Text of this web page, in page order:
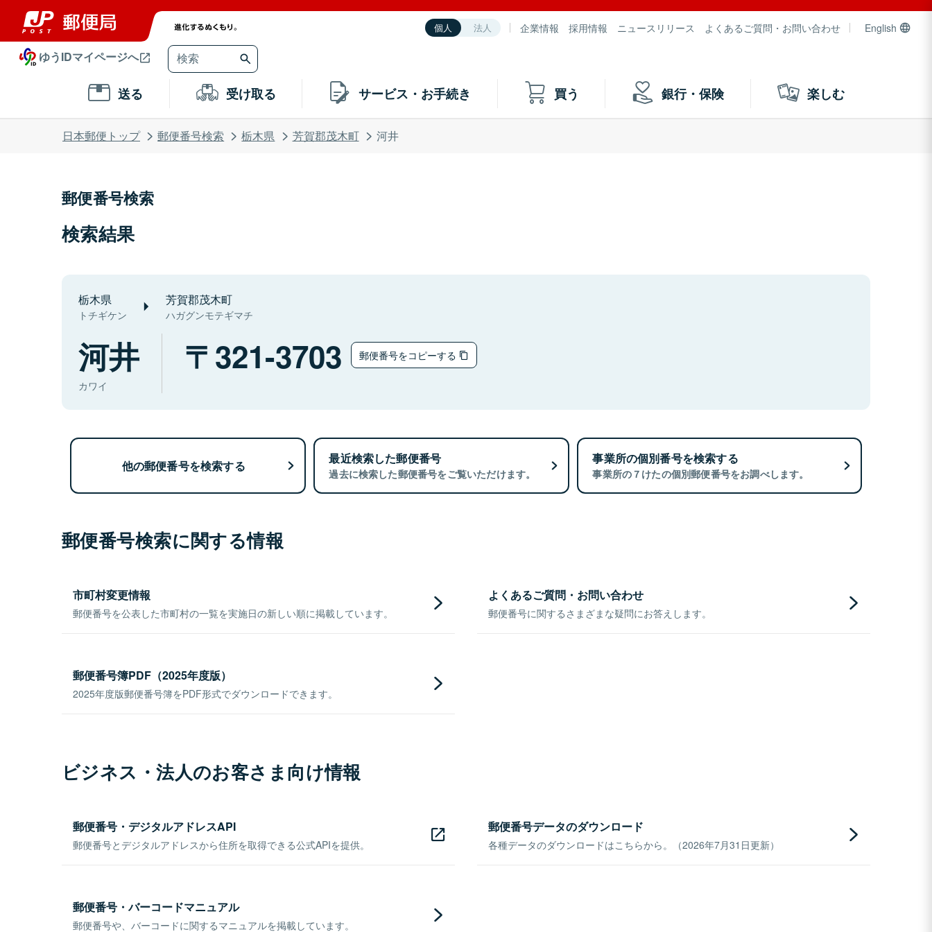
個人 法人 企業情報 採用情報 ニュースリリース よくあるご質問・お問い合わせ English
ゆうIDマイページへ
送る 受け取る サービス・お手続き 買う 銀行・保険 楽しむ
日本郵便トップ 郵便番号検索 栃木県 芳賀郡茂木町 河井
郵便番号検索
検索結果
栃木県
トチギケン
芳賀郡茂木町
ハガグンモテギマチ
河井
カワイ
321-3703 郵便番号をコピーする
他の郵便番号を検索する 最近検索した郵便番号
過去に検索した郵便番号をご覧いただけます。
事業所の個別番号を検索する
事業所の７けたの個別郵便番号をお調べします。
郵便番号検索に関する情報
市町村変更情報
郵便番号を公表した市町村の一覧を実施日の新しい順に掲載しています。
よくあるご質問・お問い合わせ
郵便番号に関するさまざまな疑問にお答えします。
郵便番号簿PDF（2025年度版）
2025年度版郵便番号簿をPDF形式でダウンロードできます。
ビジネス・法人のお客さま向け情報
郵便番号・デジタルアドレスAPI
郵便番号とデジタルアドレスから住所を取得できる公式APIを提供。
郵便番号データのダウンロード
各種データのダウンロードはこちらから。（2026年7月31日更新）
郵便番号・バーコードマニュアル
郵便番号や、バーコードに関するマニュアルを掲載しています。